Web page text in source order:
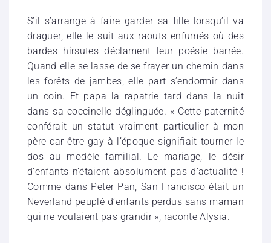
S’il s’arrange à faire garder sa fille lorsqu’il va
draguer, elle le suit aux raouts enfumés où des
bardes hirsutes déclament leur poésie barrée.
Quand elle se lasse de se frayer un chemin dans
les forêts de jambes, elle part s’endormir dans
un coin. Et papa la rapatrie tard dans la nuit
dans sa coccinelle déglinguée. « Cette paternité
conférait un statut vraiment particulier à mon
père car être gay à l’époque signifiait tourner le
dos au modèle familial. Le mariage, le désir
d’enfants n’étaient absolument pas d’actualité !
Comme dans Peter Pan, San Francisco était un
Neverland peuplé d’enfants perdus sans maman
qui ne voulaient pas grandir », raconte Alysia.